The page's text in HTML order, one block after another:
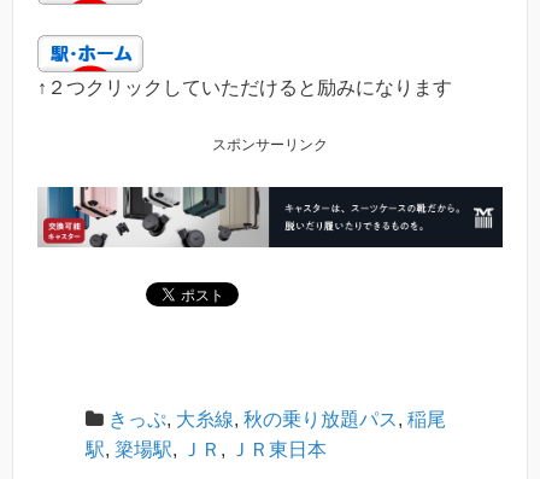
↑２つクリックしていただけると励みになります
スポンサーリンク
きっぷ, 大糸線, 秋の乗り放題パス, 稲尾
駅, 簗場駅, ＪＲ , ＪＲ東日本